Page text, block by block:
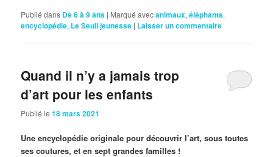
Publié dans De 6 à 9 ans | Marqué avecanimaux,éléphants,
encyclopédie, Le Seuil jeunesse | Laisser un commentaire
Quand il n’y a jamais trop
d’art pour les enfants
Publié le18 mars 2021
Une encyclopédie originale pour découvrir l’art, sous toutes
ses coutures, et en sept grandes familles !